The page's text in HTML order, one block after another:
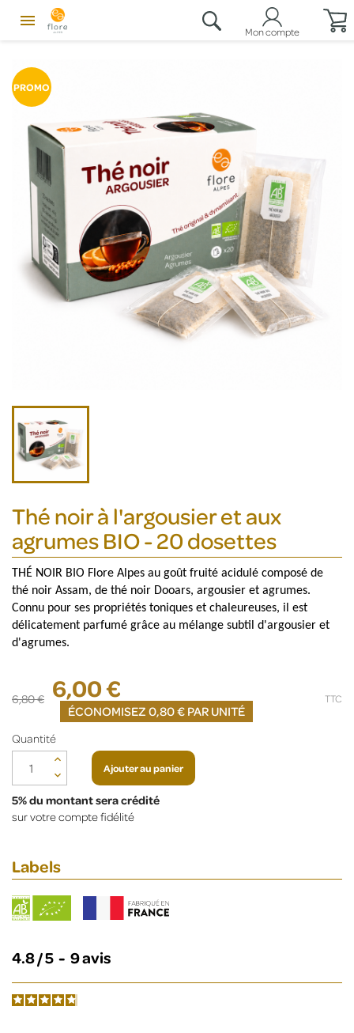

Mon compte
PROMO
Thé noir à l'argousier et aux
agrumes BIO - 20 dosettes
THÉ NOIR BIO Flore Alpes au goût fruité acidulé composé de
thé noir Assam, de thé noir Dooars, argousier et agrumes.
Connu pour ses propriétés toniques et chaleureuses, il est
délicatement parfumé grâce au mélange subtil d'argousier et
d'agrumes.
6,80 € 6,00 €
ÉCONOMISEZ 0,80 € PAR UNITÉ
TTC
Quantité
Ajouter au panier
5% du montant sera crédité
sur votre compte fidélité
Labels
4.8/5 - 9avis